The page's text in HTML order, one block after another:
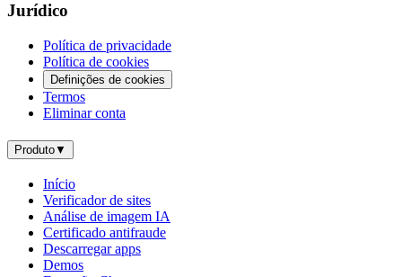
Jurídico
Política de privacidade
Política de cookies
Definições de cookies
Termos
Eliminar conta
Produto▼
Início
Verificador de sites
Análise de imagem IA
Certificado antifraude
Descarregar apps
Demos